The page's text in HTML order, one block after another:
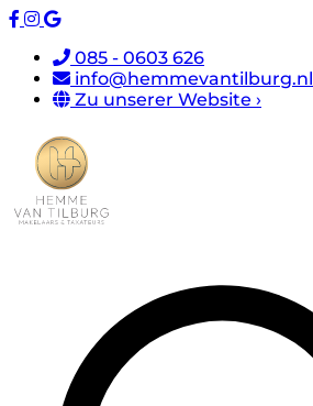
085 - 0603 626
info@hemmevantilburg.nl
Zu unserer Website ›